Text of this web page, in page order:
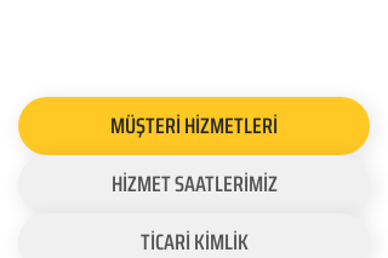
MÜŞTERİ HİZMETLERİ
HİZMET SAATLERİMİZ
TİCARİ KİMLİK